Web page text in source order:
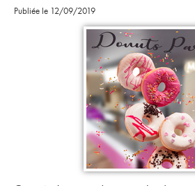
Publiée le 12/09/2019